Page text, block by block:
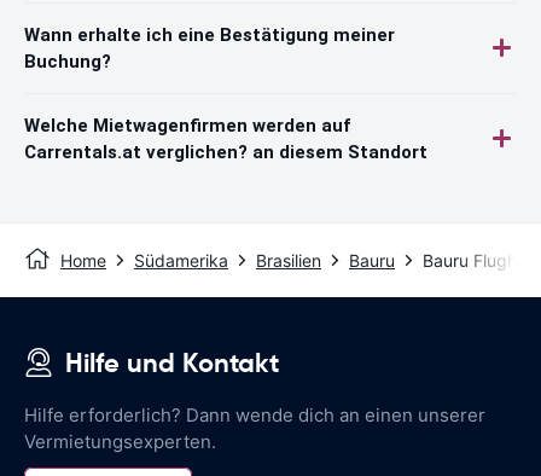
Wann erhalte ich eine Bestätigung meiner
Buchung?
Welche Mietwagenfirmen werden auf
Carrentals.at verglichen? an diesem Standort
Home Südamerika Brasilien Bauru Bauru
Hilfe und Kontakt
Hilfe erforderlich? Dann wende dich an einen unserer
Vermietungsexperten.